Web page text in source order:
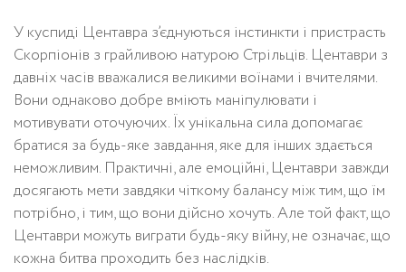
У куспиді Центавра з’єднуються інстинкти і пристрасть
Скорпіонів з грайливою натурою Стрільців. Центаври з
давніх часів вважалися великими воїнами і вчителями.
Вони однаково добре вміють маніпулювати і
мотивувати оточуючих. Їх унікальна сила допомагає
братися за будь-яке завдання, яке для інших здається
неможливим. Практичні, але емоційні, Центаври завжди
досягають мети завдяки чіткому балансу між тим, що їм
потрібно, і тим, що вони дійсно хочуть. Але той факт, що
Центаври можуть виграти будь-яку війну, не означає, що
кожна битва проходить без наслідків.